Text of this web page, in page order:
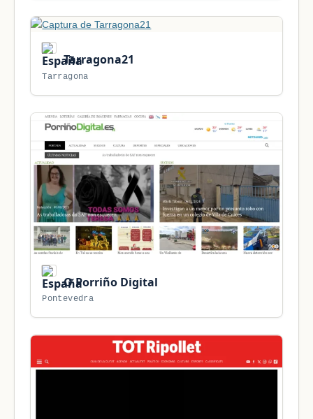
Tarragona21
Tarragona
O Porriño Digital
Pontevedra